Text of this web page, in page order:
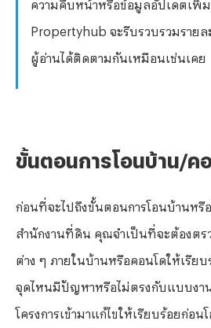
Propertyhub จะรีบรวบรวมราย
ผู้อ่านได้ติดตามกันเหมือนเช่นเคย
ขั้นตอนการโอนบ้าน /ค
ก่อนที่จะไปถึงขั้นตอนการโอนบ้านหรื
สำนักงานที่ดิน คุณจำเป็นที่จะต้องตร
ต่าง ๆ ภายในบ้านหรือคอนโดให้เรีย
จุดไหนมีปัญหาหรือไม่ตรงกับแบบงาน
โครงการเข้ามาแก้ไขให้เรียบร้อยก่อ